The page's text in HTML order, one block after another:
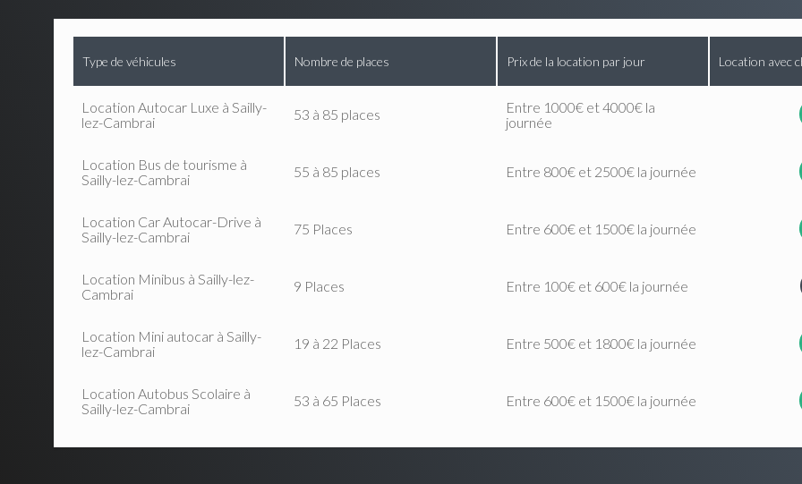
Type de véhicules Nombre de places Prix de la location par jour Location avec
Location Autocar Luxe à Sailly-
lez-Cambrai
53 à 85 places
Entre 1000€ et 4000€ la
journée
Location Bus de tourisme à
Sailly-lez-Cambrai
55 à 85 places Entre 800€ et 2500€ la journée
Location Car Autocar-Drive à
Sailly-lez-Cambrai
75 Places Entre 600€ et 1500€ la journée
Location Minibus à Sailly-lez-
Cambrai
9 Places Entre 100€ et 600€ la journée
Location Mini autocar à Sailly-
lez-Cambrai
19 à 22 Places Entre 500€ et 1800€ la journée
Location Autobus Scolaire à
Sailly-lez-Cambrai
53 à 65 Places Entre 600€ et 1500€ la journée